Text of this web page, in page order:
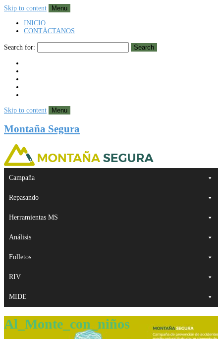
Skip to content
Menu
INICIO
CONTÁCTANOS
Search for: Search
Skip to content Menu
Montaña Segura
Campaña
Repasando
Herramientas MS
Análisis
Folletos
RIV
MIDE
Al_Monte_con_niños